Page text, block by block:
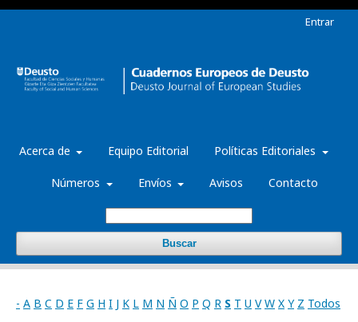
Acerca de Equipo Editorial Políticas Editoriales
Números Envíos Avisos Contacto
Buscar
Entrar
- A B C D E F G H I J K L M N Ñ O P Q R S T U V W X Y Z Todos